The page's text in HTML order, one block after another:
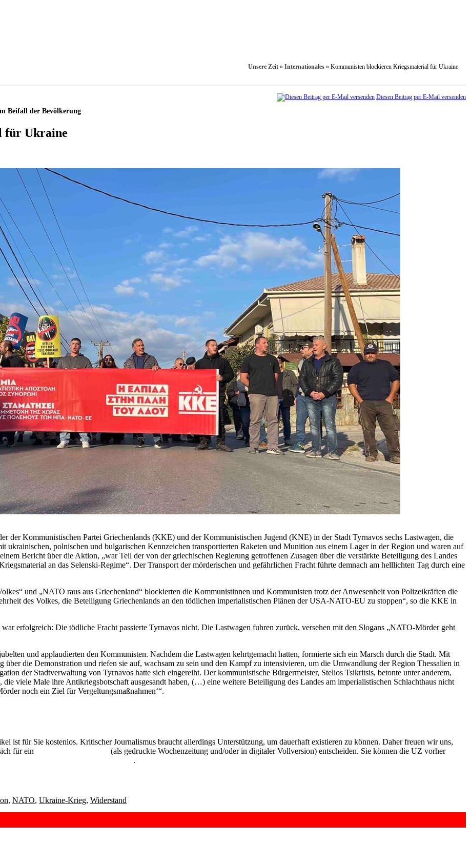
Unsere Zeit » Internationales » Kommunisten blockieren Kriegsmaterial für Ukraine
Diesen Beitrag per E-Mail versenden
Beifall der Bevölkerung
für Ukraine
der Kommunistischen Partei Griechenlands (KKE) und der Kommunistischen Jugend (KNE) in der Stadt Tyrnavos sechs Lastwagen, die
polnischen und bulgarischen Kennzeichen transportierten Raketen und Munition aus einem Lager in der Region und waren auf
Bericht über die Aktion, „war Teil der von der griechischen Regierung getroffenen Zusagen über die verstärkte Beteiligung des Landes
an das Selenski-Regime“. Der Transport der mörderischen und gefährlichen Fracht führte demnach am helllichten Tag durch eine
und „NATO raus aus Griechenland“ blockierten die Kommunistinnen und Kommunisten trotz der Anwesenheit von Polizeikräften die
des Volkes, die Beteiligung Griechenlands an den tödlichen imperialistischen Plänen der USA-NATO-EU zu stoppen“, so die KKE in
erfolgreich: Die tödliche Fracht passierte Tyrnavos nicht. Die Lastwagen fuhren zurück, versehen mit den Slogans „NATO-Mörder geht
und applaudierten den Kommunisten. Nachdem die Lastwagen kehrtgemacht hatten, formierte sich ein Marsch durch die Stadt. Mit
die Demonstration und riefen sie auf, wachsam zu sein und den Kampf zu intensivieren, um die Umwandlung der Region Thessalien in
der Stadtverwaltung von Tyrnavos hatte sich eingereiht. Der kommunistische Bürgermeister, Stelios Tsikritsis, betonte unter anderem,
viele Male ihre Antikriegsbotschaft ausgesandt haben, (…) eine weitere Beteiligung des Landes am imperialistischen Schlachthaus nicht
noch ein Ziel für Vergeltungsmaßnahmen‘“.
ist für Sie kostenlos. Kritischer Journalismus braucht allerdings Unterstützung, um dauerhaft existieren zu können. Daher freuen wir uns,
für ein
(als gedruckte Wochenzeitung und/oder in digitaler Vollversion) entscheiden. Sie können die UZ vorher
.
, NATO, Ukraine-Krieg, Widerstand